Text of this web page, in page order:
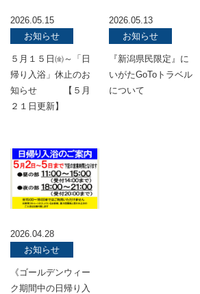
2026.05.15
お知らせ
５月１５日㈮～「日
帰り入浴」休止のお
知らせ 【５月
２１日更新】
2026.05.13
お知らせ
『新潟県民限定』に
いがたGoToトラベル
について
2026.04.28
お知らせ
《ゴールデンウィー
ク期間中の日帰り入